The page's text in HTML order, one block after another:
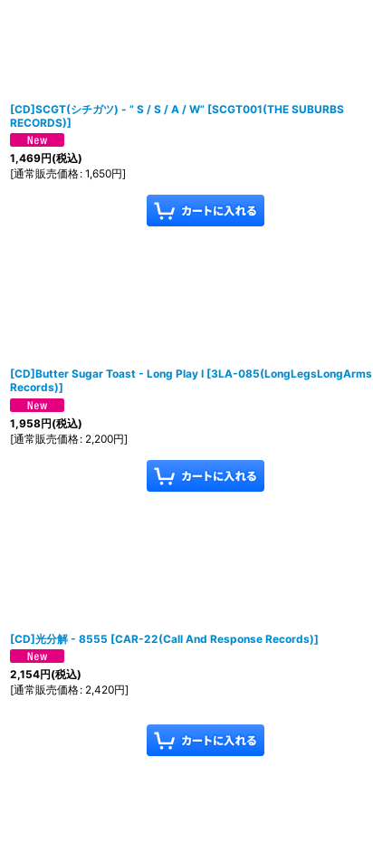
[CD]SCGT(シチガツ) - ” S / S / A / W” [SCGT001(THE SUBURBS
RECORDS)]
1,469円(税込)
[通常販売価格: 1,650円]
[CD]Butter Sugar Toast - Long Play I [3LA-085(LongLegsLongArms
Records)]
1,958円(税込)
[通常販売価格: 2,200円]
[CD]光分解 - 8555 [CAR-22(Call And Response Records)]
2,154円(税込)
[通常販売価格: 2,420円]